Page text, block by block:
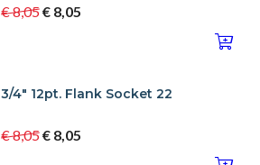
€ 8,05€ 8,05
3/4" 12pt. Flank Socket 22
€ 8,05€ 8,05